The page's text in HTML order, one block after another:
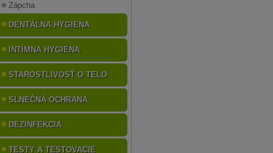
Zápcha
DENTÁLNA HYGIENA
INTÍMNA HYGIENA
STAROSTLIVOSŤ O TELO
SLNEČNÁ OCHRANA
DEZINFEKCIA
TESTY A TESTOVACIE